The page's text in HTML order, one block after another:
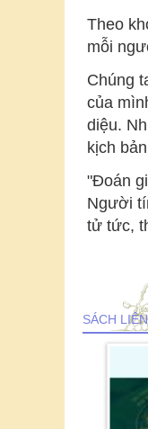
Theo
mỗi
Chúng
của
diệu.
kịch
"Đoán
Người
tử tức,
SÁCH